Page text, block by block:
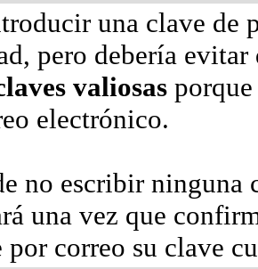
una clave de
pero debería
valiosas
electrónico.
no escribir ninguna
una vez que
correo su clave